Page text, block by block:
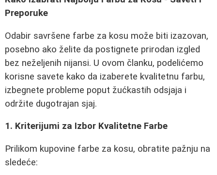
Preporuke
Odabir savršene farbe za kosu može biti izazovan,
posebno ako želite da postignete prirodan izgled
bez neželjenih nijansi. U ovom članku, podelićemo
korisne savete kako da izaberete kvalitetnu farbu,
izbegnete probleme poput žućkastih odsjaja i
održite dugotrajan sjaj.
1. Kriterijumi za Izbor Kvalitetne Farbe
Prilikom kupovine farbe za kosu, obratite pažnju na
sledeće: